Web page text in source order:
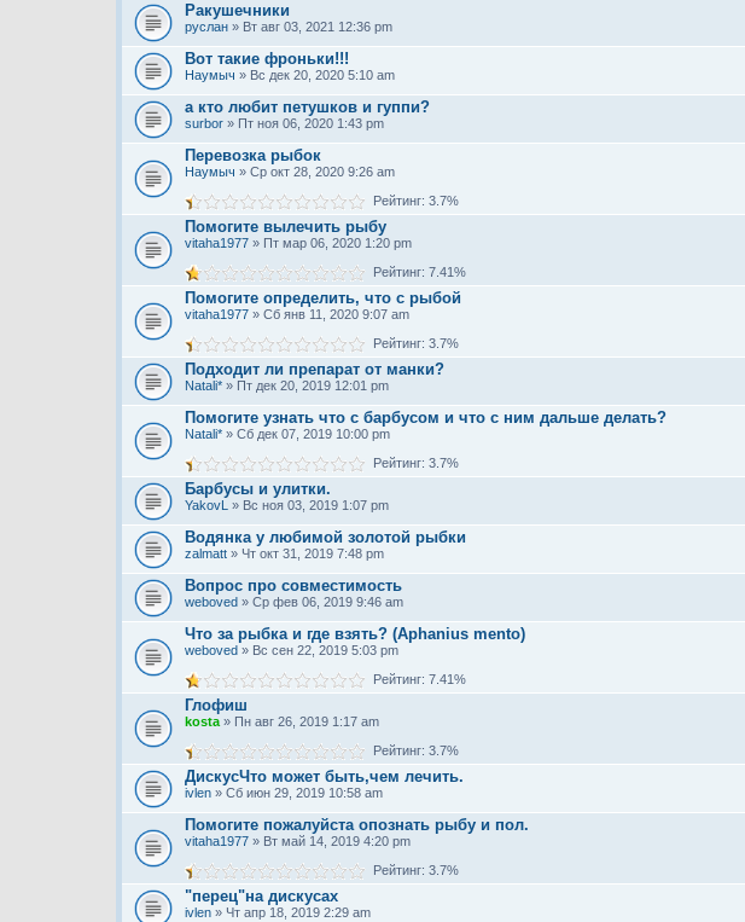
Ракушечники
руслан » Вт авг 03, 2021 12:36 pm
Вот такие фроньки!!!
Наумыч » Вс дек 20, 2020 5:10 am
а кто любит петушков и гуппи?
surbor » Пт ноя 06, 2020 1:43 pm
Перевозка рыбок
Наумыч » Ср окт 28, 2020 9:26 am
Рейтинг: 3.7%
Помогите вылечить рыбу
vitaha1977 » Пт мар 06, 2020 1:20 pm
Рейтинг: 7.41%
Помогите определить, что с рыбой
vitaha1977 » Сб янв 11, 2020 9:07 am
Рейтинг: 3.7%
Подходит ли препарат от манки?
Natali* » Пт дек 20, 2019 12:01 pm
Помогите узнать что с барбусом и что с ним дальше делать?
Natali* » Сб дек 07, 2019 10:00 pm
Рейтинг: 3.7%
Барбусы и улитки.
YakovL » Вс ноя 03, 2019 1:07 pm
Водянка у любимой золотой рыбки
zalmatt » Чт окт 31, 2019 7:48 pm
Вопрос про совместимость
weboved » Ср фев 06, 2019 9:46 am
Что за рыбка и где взять? (Aphanius mento)
weboved » Вс сен 22, 2019 5:03 pm
Рейтинг: 7.41%
Глофиш
kosta » Пн авг 26, 2019 1:17 am
Рейтинг: 3.7%
ДискусЧто может быть,чем лечить.
ivlen » Сб июн 29, 2019 10:58 am
Помогите пожалуйста опознать рыбу и пол.
vitaha1977 » Вт май 14, 2019 4:20 pm
Рейтинг: 3.7%
"перец"на дискусах
ivlen » Чт апр 18, 2019 2:29 am